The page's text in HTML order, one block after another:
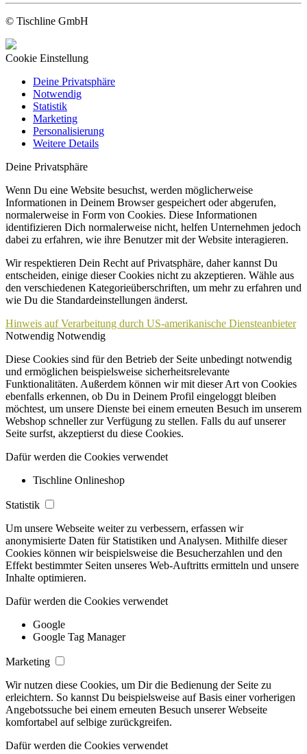
© Tischline GmbH
Cookie Einstellung
Deine Privatsphäre
Notwendig
Statistik
Marketing
Personalisierung
Weitere Details
Deine Privatsphäre
Wenn Du eine Website besuchst, werden möglicherweise
Informationen in Deinem Browser gespeichert oder abgerufen,
normalerweise in Form von Cookies. Diese Informationen
identifizieren Dich normalerweise nicht, helfen Unternehmen jedoch
dabei zu erfahren, wie ihre Benutzer mit der Website interagieren.
Wir respektieren Dein Recht auf Privatsphäre, daher kannst Du
entscheiden, einige dieser Cookies nicht zu akzeptieren. Wähle aus
den verschiedenen Kategorieüberschriften, um mehr zu erfahren und
wie Du die Standardeinstellungen änderst.
Hinweis auf Verarbeitung durch US-amerikanische Diensteanbieter
Notwendig Notwendig
Diese Cookies sind für den Betrieb der Seite unbedingt notwendig
und ermöglichen beispielsweise sicherheitsrelevante
Funktionalitäten. Außerdem können wir mit dieser Art von Cookies
ebenfalls erkennen, ob Du in Deinem Profil eingeloggt bleiben
möchtest, um unsere Dienste bei einem erneuten Besuch im unserem
Webshop schneller zur Verfügung zu stellen. Falls du auf unserer
Seite surfst, akzeptierst du diese Cookies.
Dafür werden die Cookies verwendet
Tischline Onlineshop
Statistik
Um unsere Webseite weiter zu verbessern, erfassen wir
anonymisierte Daten für Statistiken und Analysen. Mithilfe dieser
Cookies können wir beispielsweise die Besucherzahlen und den
Effekt bestimmter Seiten unseres Web-Auftritts ermitteln und unsere
Inhalte optimieren.
Dafür werden die Cookies verwendet
Google
Google Tag Manager
Marketing
Wir nutzen diese Cookies, um Dir die Bedienung der Seite zu
erleichtern. So kannst Du beispielsweise auf Basis einer vorherigen
Angebotssuche bei einem erneuten Besuch unserer Webseite
komfortabel auf selbige zurückgreifen.
Dafür werden die Cookies verwendet